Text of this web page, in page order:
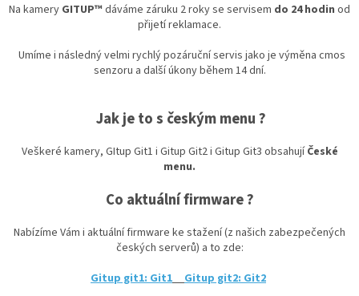
Na kamery GITUP™ dáváme záruku 2 roky se servisem do 24 hodin od
přijetí reklamace.
Umíme i následný velmi rychlý pozáruční servis jako je výměna cmos
senzoru a další úkony během 14 dní.
Jak je to s českým menu ?
Veškeré kamery, GItup Git1 i Gitup Git2 i Gitup Git3 obsahujíČeské
menu.
Co aktuální firmware ?
Nabízíme Vám i aktuální firmware ke stažení (z našich zabezpečených
českých serverů) a to zde:
Gitup git1: Git1 Gitup git2: Git2